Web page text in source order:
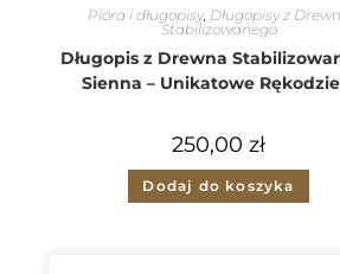
Pióra i długopisy, Długopisy z
Stabilizowanego
Długopis z Drewna
Sienna – Unikatowe
250,00 zł
Dodaj do koszyka